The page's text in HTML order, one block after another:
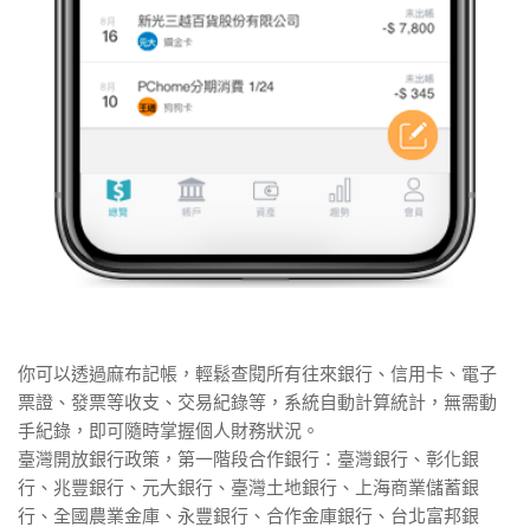
你可以透過麻布記帳，輕鬆查閱所有往來銀行、信用卡、電子
票證、發票等收支、交易紀錄等，系統自動計算統計，無需動
手紀錄，即可隨時掌握個人財務狀況。
臺灣開放銀行政策，第一階段合作銀行：臺灣銀行、彰化銀
行、兆豐銀行、元大銀行、臺灣土地銀行、上海商業儲蓄銀
行、全國農業金庫、永豐銀行、合作金庫銀行、台北富邦銀